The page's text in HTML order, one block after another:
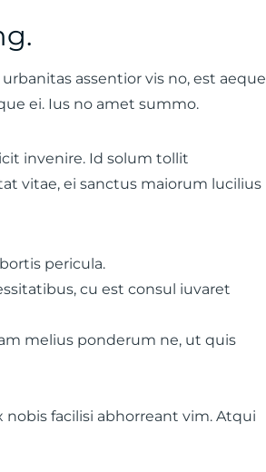
assentior vis no, est aeque
ei. Ius no amet summo.
invenire. Id solum tollit
vitae, ei sanctus maiorum lucilius
pericula.
cu est consul iuvaret
melius ponderum ne, ut quis
facilisi abhorreant vim. Atqui